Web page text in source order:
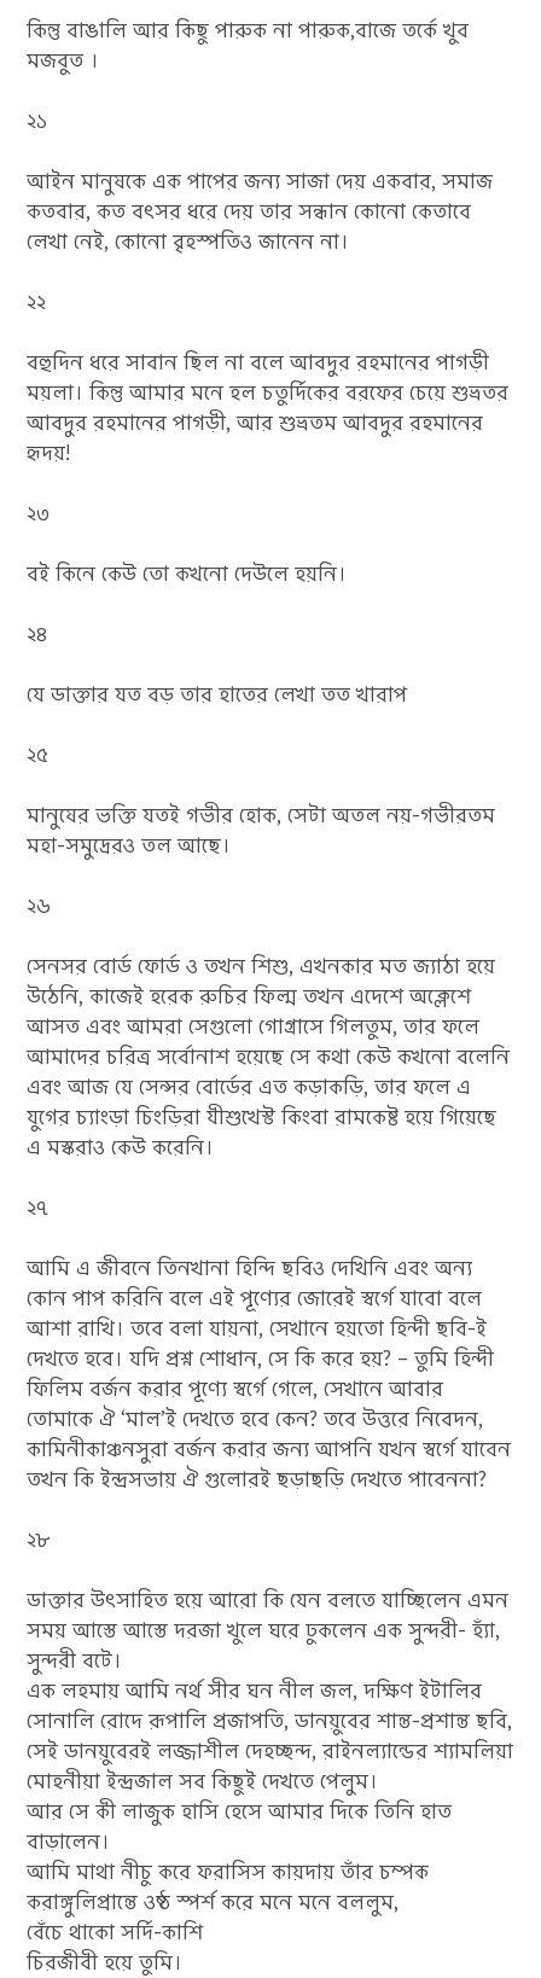
কিন্তু বাঙালি আর কিছু পারুক না পারুক,বাজে তর্কে খুব
মজবুত ।
২১
আইন মানুষকে এক পাপের জন্য সাজা দেয় একবার, সমাজ
কতবার, কত বৎসর ধরে দেয় তার সন্ধান কোনো কেতাবে
লেখা নেই, কোনো বৃহস্পতিও জানেন না।
২২
বহুদিন ধরে সাবান ছিল না বলে আবদুর রহমানের পাগড়ী
ময়লা। কিন্তু আমার মনে হল চতুর্দিকের বরফের চেয়ে শুভ্রতর
আবদুর রহমানের পাগড়ী, আর শুভ্রতম আবদুর রহমানের
হৃদয়!
২৩
বই কিনে কেউ তো কখনো দেউলে হয়নি।
২৪
যে ডাক্তার যত বড় তার হাতের লেখা তত খারাপ
২৫
মানুষের ভক্তি যতই গভীর হোক, সেটা অতল নয়-গভীরতম
মহা-সমুদ্রেরও তল আছে।
২৬
সেনসর বোর্ড ফোর্ড ও তখন শিশু, এখনকার মত জ্যাঠা হয়ে
উঠেনি, কাজেই হরেক রুচির ফিল্ম তখন এদেশে অক্লেশে
আসত এবং আমরা সেগুলো গোগ্রাসে গিলতুম, তার ফলে
আমাদের চরিত্র সর্বোনাশ হয়েছে সে কথা কেউ কখনো বলেনি
এবং আজ যে সেন্সর বোর্ডের এত কড়াকড়ি, তার ফলে এ
যুগের চ্যাংড়া চিংড়িরা যীশুখেস্ট কিংবা রামকেষ্ট হয়ে গিয়েছে
এ মস্করাও কেউ করেনি।
২৭
আমি এ জীবনে তিনখানা হিন্দি ছবিও দেখিনি এবং অন্য
কোন পাপ করিনি বলে এই পূণ্যের জোরেই স্বর্গে যাবো বলে
আশা রাখি। তবে বলা যায়না, সেখানে হয়তো হিন্দী ছবি-ই
দেখতে হবে। যদি প্রশ্ন শোধান, সে কি করে হয়? – তুমি হিন্দী
ফিলিম বর্জন করার পূণ্যে স্বর্গে গেলে, সেখানে আবার
তোমাকে ঐ ‘মাল’ই দেখতে হবে কেন? তবে উত্তরে নিবেদন,
কামিনীকাঞ্চনসুরা বর্জন করার জন্য আপনি যখন স্বর্গে যাবেন
তখন কি ইন্দ্রসভায় ঐ গুলোরই ছড়াছড়ি দেখতে পাবেননা?
২৮
ডাক্তার উৎসাহিত হয়ে আরো কি যেন বলতে যাচ্ছিলেন এমন
সময় আস্তে আস্তে দরজা খুলে ঘরে ঢুকলেন এক সুন্দরী- হ্যাঁ,
সুন্দরী বটে।
এক লহমায় আমি নর্থ সীর ঘন নীল জল, দক্ষিণ ইটালির
সোনালি রোদে রূপালি প্রজাপতি, ডানয়ুবের শান্ত-প্রশান্ত ছবি,
সেই ডানয়ুবেরই লজ্জাশীল দেহচ্ছন্দ, রাইনল্যান্ডের শ্যামলিয়া
মোহনীয়া ইন্দ্রজাল সব কিছুই দেখতে পেলুম।
আর সে কী লাজুক হাসি হেসে আমার দিকে তিনি হাত
বাড়ালেন।
আমি মাথা নীচু করে ফরাসিস কায়দায় তাঁর চম্পক
করাঙ্গুলিপ্রান্তে ওষ্ঠ স্পর্শ করে মনে মনে বললুম,
বেঁচে থাকো সর্দি-কাশি
চিরজীবী হয়ে তুমি।